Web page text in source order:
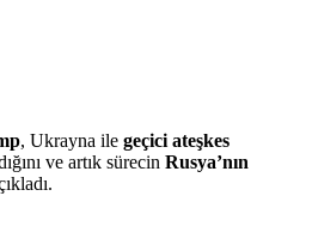
, Ukrayna ile geçici ateşkes
ve artık sürecin Rusya’nın